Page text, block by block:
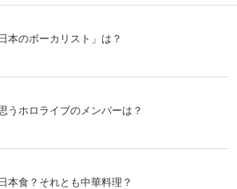
本のボーカリスト」は？
うホロライブのメンバーは？
本食？それとも中華料理？